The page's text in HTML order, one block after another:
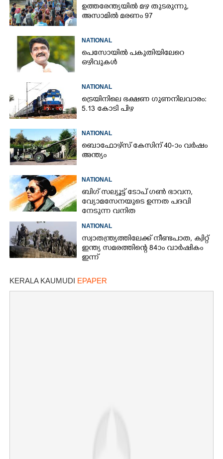
ഉത്തരേന്ത്യയിൽ മഴ തുടരുന്നു,​
അസാമിൽ മരണം 97
NATIONAL
പെസോയിൽ പകുതിയിലേറെ
ഒഴിവുകൾ
NATIONAL
ട്രെയിനിലെ ഭക്ഷണ ഗുണനിലവാരം:
5.13 കോടി പിഴ
NATIONAL
ബൊഫോഴ്സ് കേസിന് 40-ാം വ‌ർഷം
അന്ത്യം
NATIONAL
ബിഗ് സല്യൂട്ട് ടോപ് ഗൺ ഭാവന,​
വ്യോമസേനയുടെ ഉന്നത പദവി
നേടുന്ന വനിത
NATIONAL
സ്വാതന്ത്ര്യത്തിലേക്ക് നീണ്ടപാത, ക്വിറ്റ്
ഇന്ത്യ സമരത്തിന്റെ 84ാം വാർഷികം
ഇന്ന്
KERALA KAUMUDI EPAPER